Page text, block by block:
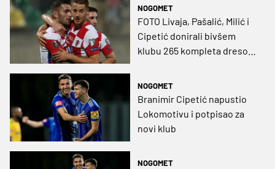
NOGOMET
FOTO Livaja, Pašalić, Milić i
Cipetić donirali bivšem
klubu 265 kompleta dresova
NOGOMET
Branimir Cipetić napustio
Lokomotivu i potpisao za
novi klub
NOGOMET